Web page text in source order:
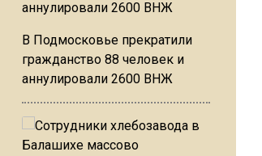
В Подмосковье прекратили
гражданство 88 человек и
аннулировали 2600 ВНЖ